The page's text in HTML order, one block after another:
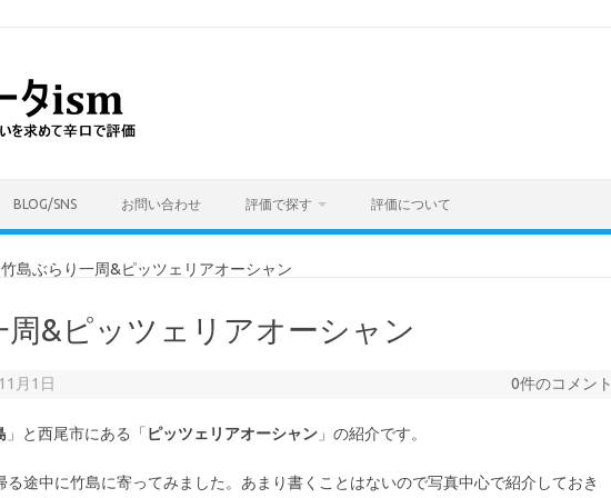
BLOG/SNS お問い合わせ 評価で探す 評価について
竹島ぶらり一周&ピッツェリアオーシャン
周&ピッツェリアオーシャン
月1日 0件のコメント
」と西尾市にある「 ピッツェリアオーシャン 」の紹介です。
る途中に竹島に寄ってみました。あまり書くことはないので写真中心で紹介しておき